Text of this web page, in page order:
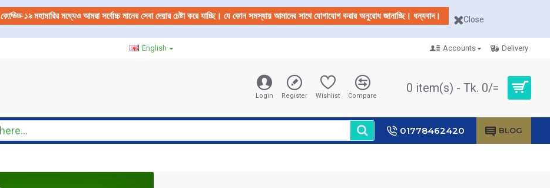
কোভিড-১৯মহামারির মধ্যেও আমরা সর্বোচ্চ মানের সেবা দেয়ার চেষ্টা করে যাচ্ছি। যে কোন সমস্যায় আমাদের সাথে যোগাযোগ করার অনুরোধ জানাচ্ছি। ধন্যবাদ। Close
English Accounts Delivery
Login Register Wishlist Compare
0 item(s) - Tk. 0/=
01778462420 BLOG